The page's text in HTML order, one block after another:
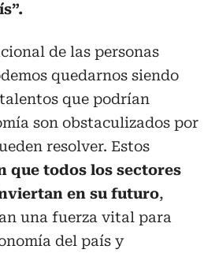
de las personas
quedarnos siendo
que podrían
son obstaculizados por
resolver. Estos
que todos los sectores
en su futuro,
una fuerza vital para
del país y